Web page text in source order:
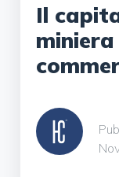
Il
miniera